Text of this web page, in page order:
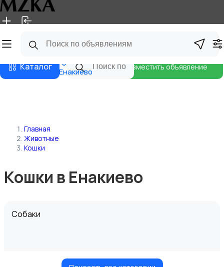
Главная Магазины
Каталог Енакиево
Разместить объявление
Главная
Животные
Кошки
Кошки в Енакиево
Собаки